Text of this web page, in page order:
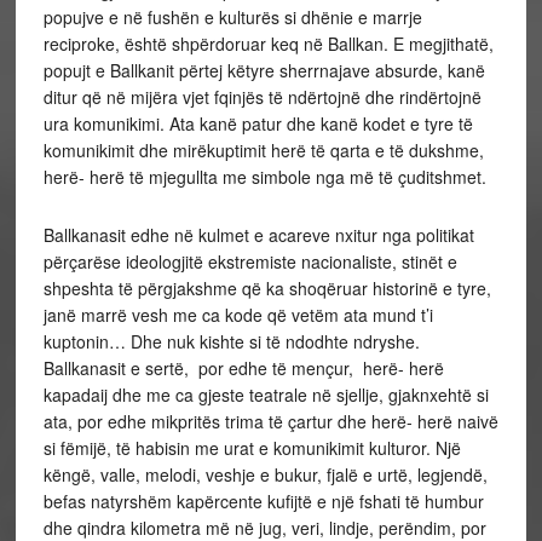
popujve e në fushën e kulturës si dhënie e marrje
reciproke, është shpërdoruar keq në Ballkan. E megjithatë,
popujt e Ballkanit përtej këtyre sherrnajave absurde, kanë
ditur që në mijëra vjet fqinjës të ndërtojnë dhe rindërtojnë
ura komunikimi. Ata kanë patur dhe kanë kodet e tyre të
komunikimit dhe mirëkuptimit herë të qarta e të dukshme,
herë- herë të mjegullta me simbole nga më të çuditshmet.
Ballkanasit edhe në kulmet e acareve nxitur nga politikat
përçarëse ideologjitë ekstremiste nacionaliste, stinët e
shpeshta të përgjakshme që ka shoqëruar historinë e tyre,
janë marrë vesh me ca kode që vetëm ata mund t’i
kuptonin… Dhe nuk kishte si të ndodhte ndryshe.
Ballkanasit e sertë, por edhe të mençur, herë- herë
kapadaij dhe me ca gjeste teatrale në sjellje, gjaknxehtë si
ata, por edhe mikpritës trima të çartur dhe herë- herë naivë
si fëmijë, të habisin me urat e komunikimit kulturor. Një
këngë, valle, melodi, veshje e bukur, fjalë e urtë, legjendë,
befas natyrshëm kapërcente kufijtë e një fshati të humbur
dhe qindra kilometra më në jug, veri, lindje, perëndim, por